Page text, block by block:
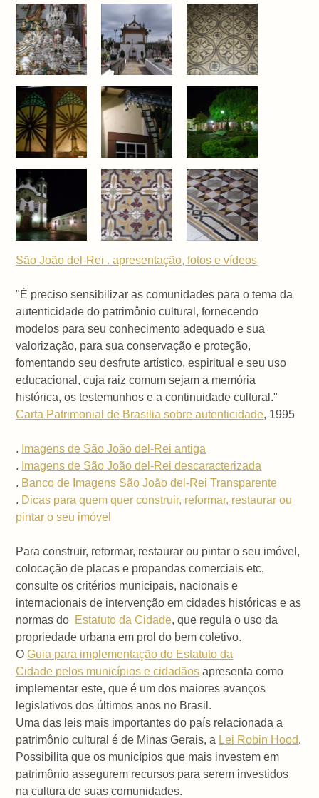
São João del-Rei . apresentação, fotos e vídeos
"É preciso sensibilizar as comunidades para o tema da
autenticidade do patrimônio cultural, fornecendo
modelos para seu conhecimento adequado e sua
valorização, para sua conservação e proteção,
fomentando seu desfrute artístico, espiritual e seu uso
educacional, cuja raiz comum sejam a memória
histórica, os testemunhos e a continuidade cultural."
Carta Patrimonial de Brasilia sobre autenticidade, 1995
. Imagens de São João del-Rei antiga
. Imagens de São João del-Rei descaracterizada
. Banco de Imagens São João del-Rei Transparente
. Dicas para quem quer construir, reformar, restaurar ou
pintar o seu imóvel
Para construir, reformar, restaurar ou pintar o seu imóvel,
colocação de placas e propandas comerciais etc,
consulte os critérios municipais, nacionais e
internacionais de intervenção em cidades históricas e as
normas do Estatuto da Cidade, que regula o uso da
propriedade urbana em prol do bem coletivo.
OGuia para implementação do Estatuto da
Cidade pelos municípios e cidadãos apresenta como
implementar este, que é um dos maiores avanços
legislativos dos últimos anos no Brasil.
Uma das leis mais importantes do país relacionada a
patrimônio cultural é de Minas Gerais, a Lei Robin Hood.
Possibilita que os municípios que mais investem em
patrimônio assegurem recursos para serem investidos
na cultura de suas comunidades.